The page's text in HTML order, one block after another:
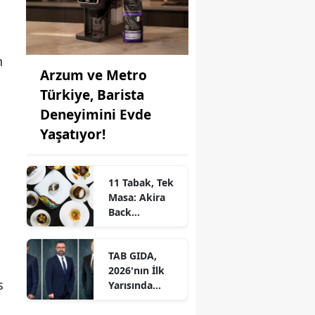
Arzum ve Metro
Türkiye, Barista
Deneyimini Evde
Yaşatıyor!
11 Tabak, Tek
Masa: Akira
Back
Chef’s Table
TAB GIDA,
2026'nın İlk
Yarısında